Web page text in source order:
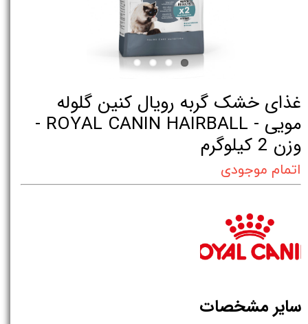
غذای خشک گربه رویال کنین گلوله
مویی - ROYAL CANIN HAIRBALL -
وزن 2 کیلوگرم
اتمام موجودی
سایر مشخصات